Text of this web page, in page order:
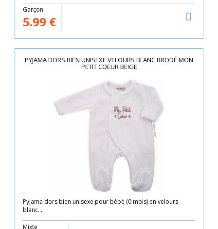
Garçon
5.99 €
PYJAMA DORS BIEN UNISEXE VELOURS BLANC BRODÉ MON
PETIT COEUR BEIGE
Pyjama dors bien unisexe pour bébé (0 mois) en velours
blanc...
Mixte